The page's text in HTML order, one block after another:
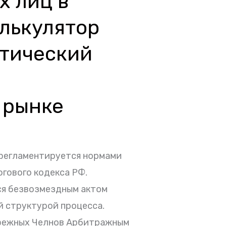
нормами
кодекса РФ.
безвозмездным актом
структурой процесса.
Челнов Арбитражным